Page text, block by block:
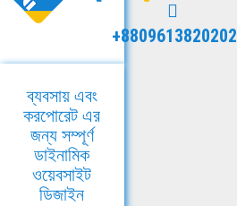
+8809613820202
ব্যবসায় এবং
করপোরেট এর
জন্য সম্পূর্ণ
ডাইনামিক
ওয়েবসাইট
ডিজাইন